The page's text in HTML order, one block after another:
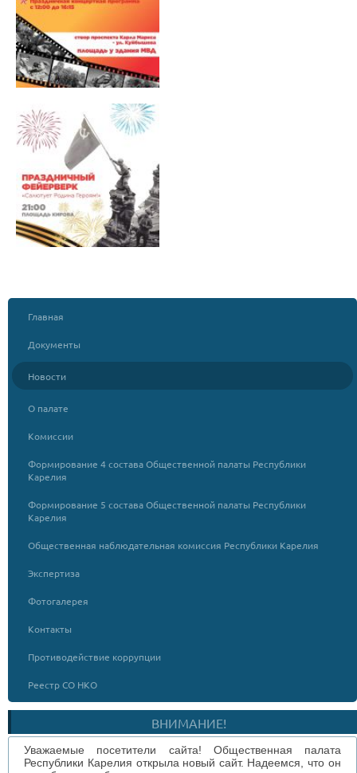
Главная
Документы
Новости
О палате
Комиссии
Формирование 4 состава Общественной палаты Республики
Карелия
Формирование 5 состава Общественной палаты Республики
Карелия
Общественная наблюдательная комиссия Республики Карелия
Экспертиза
Фотогалерея
Контакты
Противодействие коррупции
Реестр СО НКО
ВНИМАНИЕ!
Уважаемые посетители сайта! Общественная палата
Республики Карелия открыла новый сайт. Надеемся, что он